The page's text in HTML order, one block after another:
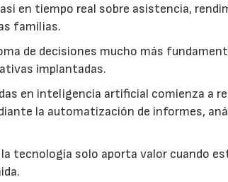
en tiempo real sobre asistencia,
familias.
de decisiones mucho más
implantadas.
en inteligencia artificial comienza a
la automatización de informes,
tecnología solo aporta valor cuando